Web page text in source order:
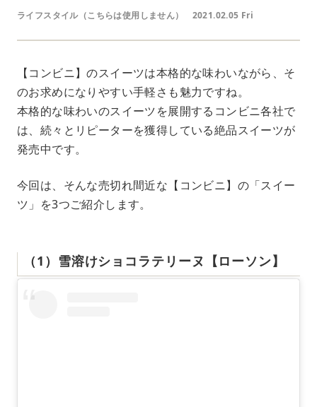
ライフスタイル（こちらは使用しません） 2021.02.05 Fri
【コンビニ】のスイーツは本格的な味わいながら、そ
のお求めになりやすい手軽さも魅力ですね。
本格的な味わいのスイーツを展開するコンビニ各社で
は、続々とリピーターを獲得している絶品スイーツが
発売中です。
今回は、そんな売切れ間近な【コンビニ】の「スイー
ツ」を3つご紹介します。
（1）雪溶けショコラテリーヌ【ローソン】